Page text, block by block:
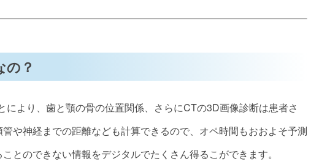
？
より、歯と顎の骨の位置関係、さらにCTの3D画像診断は患者さ
や神経までの距離なども計算できるので、オペ時間もおおよそ予測
とのできない情報をデジタルでたくさん得るこができます。